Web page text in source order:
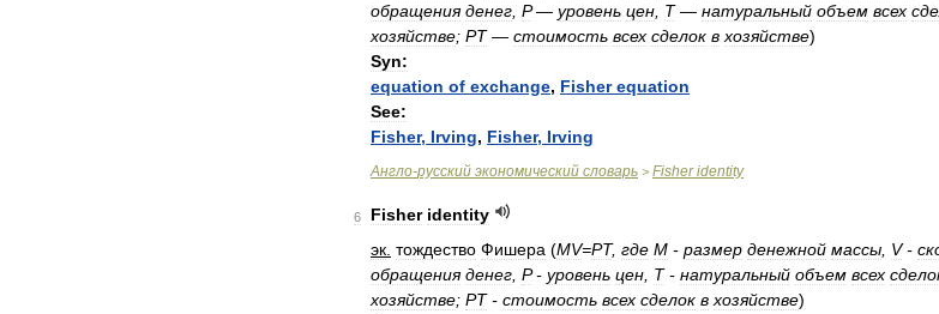
обращения денег P— уровень цен T— натуральный объем всех
хозяйстве; PT— стоимость всех сделок в хозяйстве)
Syn:
equation of exchange, Fisher equation
See:
Fisher, Irving, Fisher, Irving
Англо-русский экономический словарь > Fisher identity
6 Fisher identity
эк тождество Фишера (MV=PT, где M - размер денежной массы V-
обращения денег P- уровень цен T- натуральный объем всех
хозяйстве; PT- стоимость всех сделок в хозяйстве)